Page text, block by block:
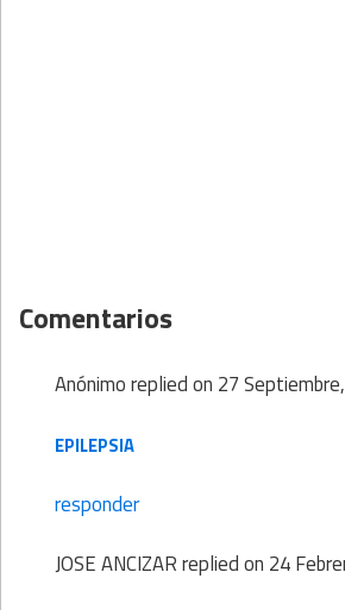
Comentarios
Anónimoreplied on 27
EPILEPSIA
responder
JOSE ANCIZARreplied on 24